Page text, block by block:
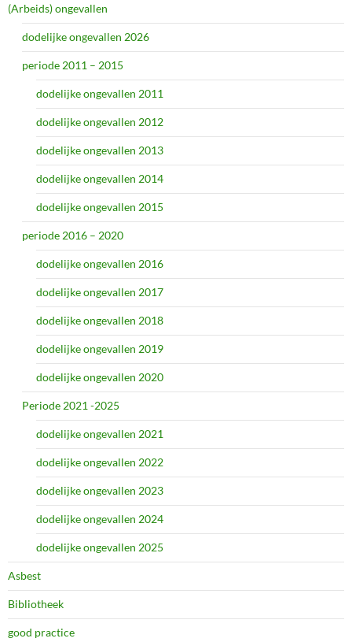
(Arbeids) ongevallen
dodelijke ongevallen 2026
periode 2011 – 2015
dodelijke ongevallen 2011
dodelijke ongevallen 2012
dodelijke ongevallen 2013
dodelijke ongevallen 2014
dodelijke ongevallen 2015
periode 2016 – 2020
dodelijke ongevallen 2016
dodelijke ongevallen 2017
dodelijke ongevallen 2018
dodelijke ongevallen 2019
dodelijke ongevallen 2020
Periode 2021 -2025
dodelijke ongevallen 2021
dodelijke ongevallen 2022
dodelijke ongevallen 2023
dodelijke ongevallen 2024
dodelijke ongevallen 2025
Asbest
Bibliotheek
good practice